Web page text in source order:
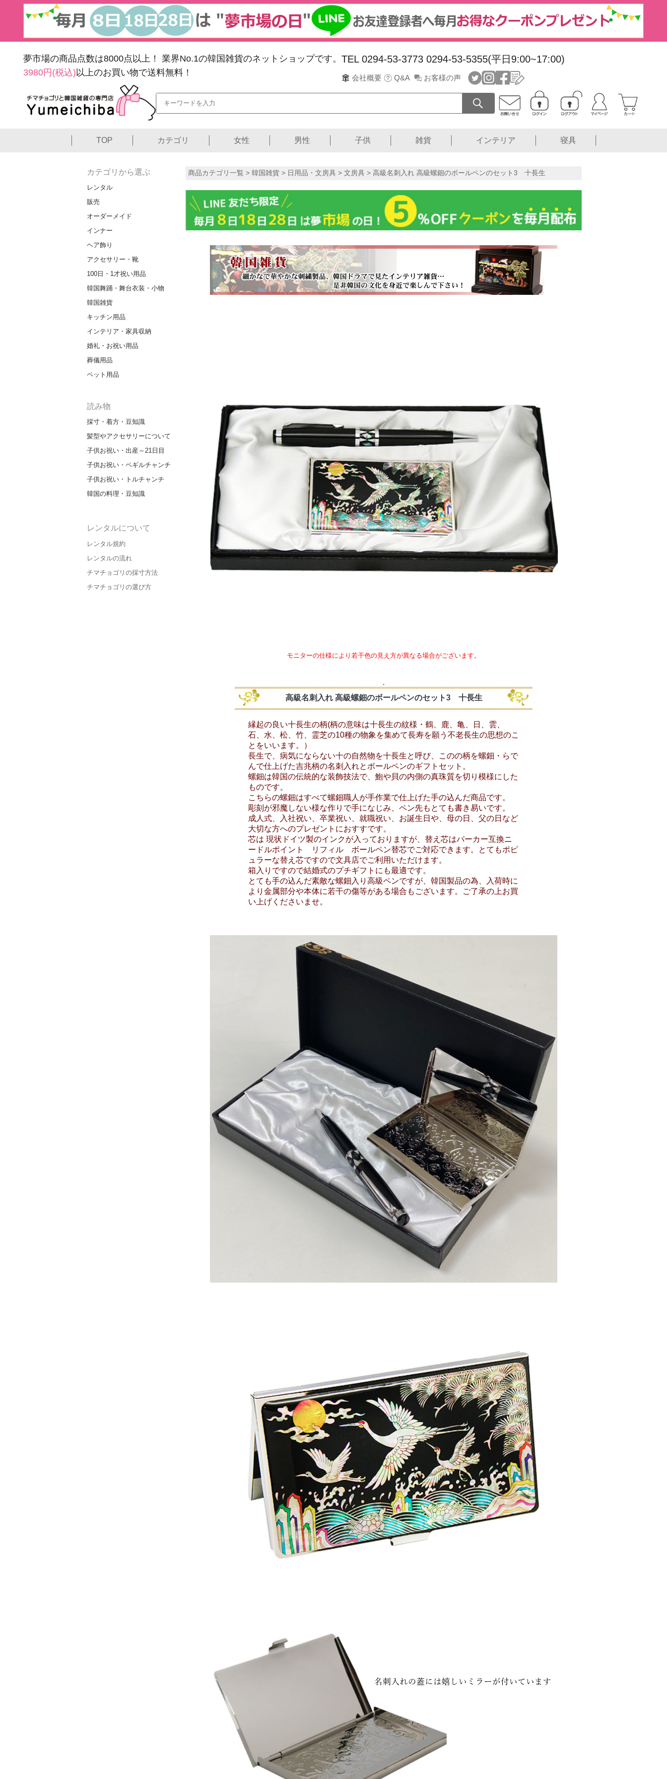
夢市場の商品点数は8000点以上！
業界No.1の韓国雑貨のネットショップです。
3980円(税込)以上のお買い物で送料無料！
TEL 0294-53-3773 0294-53-5355(平日9:00~17:00)
会社概要 Q&A お客様の声
TOP カテゴリ 女性 男性 子供 雑貨 インテリア 寝具
カテゴリから選ぶ
レンタル
販売
オーダーメイド
インナー
ヘア飾り
アクセサリー・靴
100日・1才祝い用品
韓国舞踊・舞台衣装・小物
韓国雑貨
キッチン用品
インテリア・家具収納
婚礼・お祝い用品
葬儀用品
ペット用品
読み物
採寸・着方・豆知識
髪型やアクセサリーについて
子供お祝い・出産～21日目
子供お祝い・ペギルチャンチ
子供お祝い・トルチャンチ
韓国の料理・豆知識
レンタルについて
レンタル規約
レンタルの流れ
チマチョゴリの採寸方法
チマチョゴリの選び方
商品カテゴリ一覧 > 韓国雑貨 > 日用品・文房具 > 文房具 > 高級名刺入れ 高級螺鈿のボールペンのセット3 十長生
モニターの仕様により若干色の見え方が異なる場合がございます。
.
高級名刺入れ 高級螺鈿のボールペンのセット3 十長生
縁起の良い十長生の柄(柄の意味は十長生の紋様・鶴、鹿、亀、日、雲、
石、水、松、竹、霊芝の10種の物象を集めて長寿を願う不老長生の思想のこ
とをいいます。）
長生で、病気にならない十の自然物を十長生と呼び、このの柄を螺鈿・らで
んで仕上げた吉兆柄の名刺入れとボールペンのギフトセット。
螺鈿は韓国の伝統的な装飾技法で、鮑や貝の内側の真珠質を切り模様にした
ものです。
こちらの螺鈿はすべて螺鈿職人が手作業で仕上げた手の込んだ商品です。
彫刻が邪魔しない様な作りで手になじみ、ペン先もとても書き易いです。
成人式、入社祝い、卒業祝い、就職祝い、お誕生日や、母の日、父の日など
大切な方へのプレゼントにおすすです。
芯は 現状ドイツ製のインクが入っておりますが、替え芯はパーカー互換ニ
ードルポイント リフィル ボールペン替芯でご対応できます。とてもポピ
ュラーな替え芯ですので文具店でご利用いただけます。
箱入りですので結婚式のプチギフトにも最適です。
とても手の込んだ素敵な螺鈿入り高級ペンですが、韓国製品の為、入荷時に
より金属部分や本体に若干の傷等がある場合もございます。ご了承の上お買
い上げくださいませ。